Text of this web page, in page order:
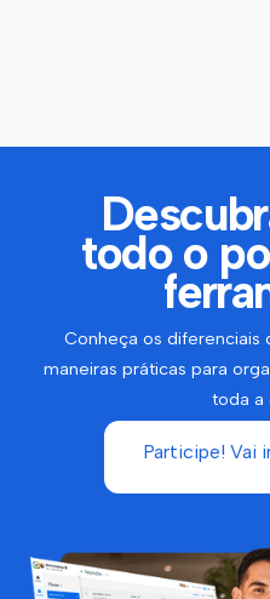
todo o
Conheça os diferenciais
maneiras práticas para
toda a
Participe! Vai